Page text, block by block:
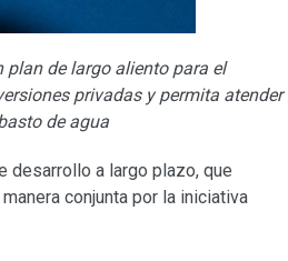
plan de largo aliento para el
privadas y permita atender
de agua
desarrollo a largo plazo, que
conjunta por la iniciativa